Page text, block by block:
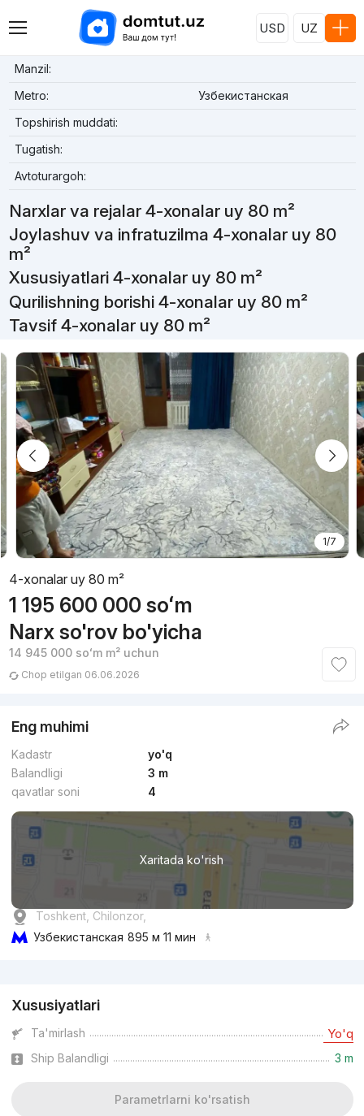
USD UZ
Manzil:
Metro:
Узбекистанская
Topshirish muddati:
Tugatish:
Avtoturargoh:
Narxlar va rejalar 4-xonalar uy 80 m²
Joylashuv va infratuzilma 4-xonalar uy 80
m²
Xususiyatlari 4-xonalar uy 80 m²
Qurilishning borishi 4-xonalar uy 80 m²
Tavsif 4-xonalar uy 80 m²
1/7
4-xonalar uy 80 m²
1 195 600 000 soʻm
Narx so'rov bo'yicha
14 945 000 soʻmm² uchun
Chop etilgan 06.06.2026
Eng muhimi
Kadastr
yo'q
Balandligi
3 m
qavatlar soni
4
Xaritada ko'rish
Toshkent, Chilonzor,
Узбекистанская 895 м 11 мин
Xususiyatlari
Ta'mirlash Yo'q
Ship Balandligi 3 m
Parametrlarni ko'rsatish